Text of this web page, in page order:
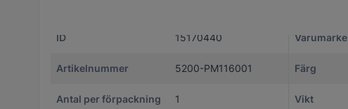
ID 15170440 Varumärke
Artikelnummer 5200-PM116001 Färg
Antal per förpackning 1 Vikt